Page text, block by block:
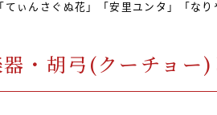
てぃんさぐぬ花」「安里ユンタ」「な
・胡弓(クーチョー)